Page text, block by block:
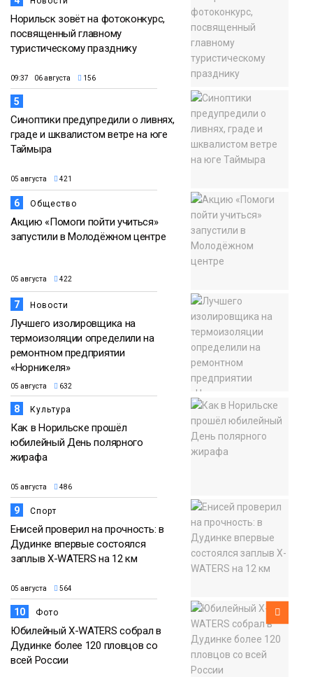
Норильск зовёт на фотоконкурс,
посвященный главному
туристическому празднику
09:37 06 августа 156
5
Синоптики предупредили о ливнях,
граде и шквалистом ветре на юге
Таймыра
05 августа 421
6 Общество
Акцию «Помоги пойти учиться»
запустили в Молодёжном центре
05 августа 422
7 Новости
Лучшего изолировщика на
термоизоляции определили на
ремонтном предприятии
«Норникеля»
05 августа 632
8 Культура
Как в Норильске прошёл
юбилейный День полярного
жирафа
05 августа 486
9 Спорт
Енисей проверил на прочность: в
Дудинке впервые состоялся
заплыв X-WATERS на 12 км
05 августа 564
10 Фото
Юбилейный X-WATERS собрал в
Дудинке более 120 пловцов со
всей России